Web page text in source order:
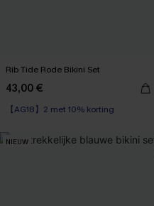
Rib Tide Rode Bikini Set
43,00 €
【AG18】2 met 10% korting
Naadloos
NIEUW